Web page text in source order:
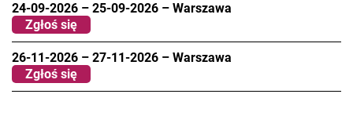
24-09-2026 – 25-09-2026 – Warszawa
Zgłoś się
26-11-2026 – 27-11-2026 – Warszawa
Zgłoś się